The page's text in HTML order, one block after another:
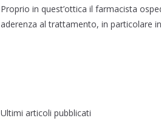
Proprio in quest’ottica il farmacista
aderenza al trattamento, in particolare
Ultimi articoli pubblicati